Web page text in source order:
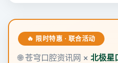
🔥 限时特惠 · 联合活动
🌐 苍穹口腔资讯网 × 北极星